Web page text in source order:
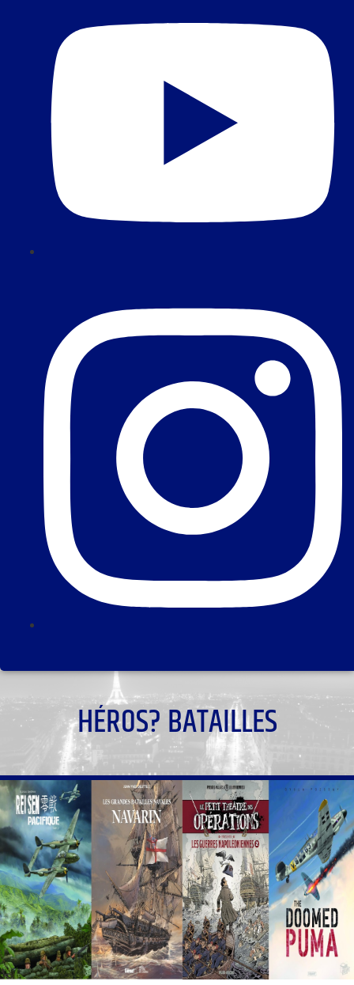
HÉROS? BATAILLES